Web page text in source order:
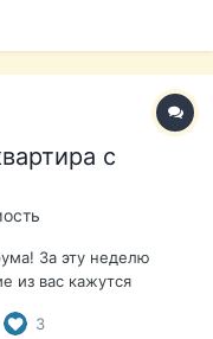
опыт жизни в
с
За эту неделю
из вас кажутся
аргументами по
3